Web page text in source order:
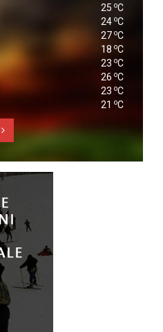
25 oC
24 oC
27 oC
18 oC
23 oC
26 oC
23 oC
21 oC